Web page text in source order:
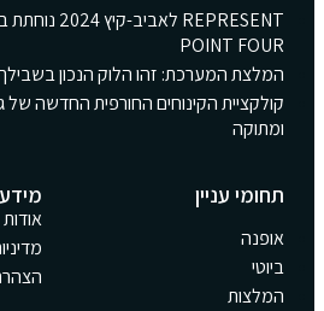
POINT FOUR
המלצת המערכת: זהו הלוק הנכון
קולקציית הקינוחים החורפית החדשה של
ומתוקה
תחומי עניין
אופנה
ביוטי
המלצות
אודות